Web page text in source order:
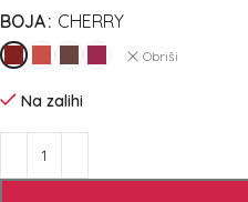
BOJA CHERRY
Obriši
Na zalihi